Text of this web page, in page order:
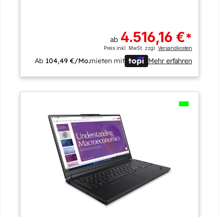
ab 4.516,16 €*
Preis inkl. MwSt. zzgl.Versandkosten
Ab 104,49 €/Mo.mieten mit Mehr erfahren